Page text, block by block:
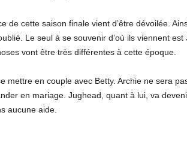
de cette saison finale vient d’être dévoilée.
Le seul à se souvenir d’où ils viennent
vont être très différentes à cette époque.
mettre en couple avec Betty. Archie ne sera
en mariage. Jughead, quant à lui, va
aucune aide.